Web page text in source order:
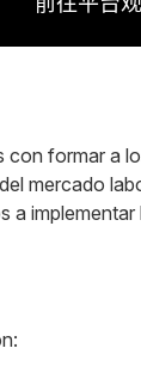
formar a
mercado